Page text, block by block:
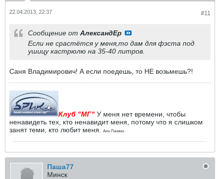
#11
22.04.2013, 22:37
Сообщение от АлександЕр
Если не срастётся у меня,то дам для фэста под
ушицу кастрюлю на 35-40 литров.
Саня Владимирович! А если поедешь, то НЕ возьмешь?!
Клуб "МГ" У меня нет времени, чтобы
ненавидеть тех, кто ненавидит меня, потому что я слишком
занят теми, кто любит меня.
Аль Пачино.
Паша77
Минск